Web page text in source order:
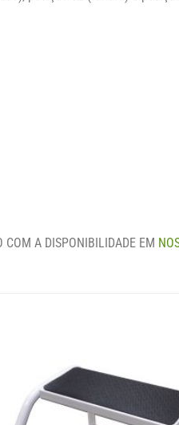
COM A DISPONIBILIDADE EM